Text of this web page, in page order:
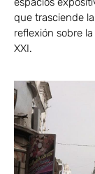
que trasciende
reflexión sobre
XXI.